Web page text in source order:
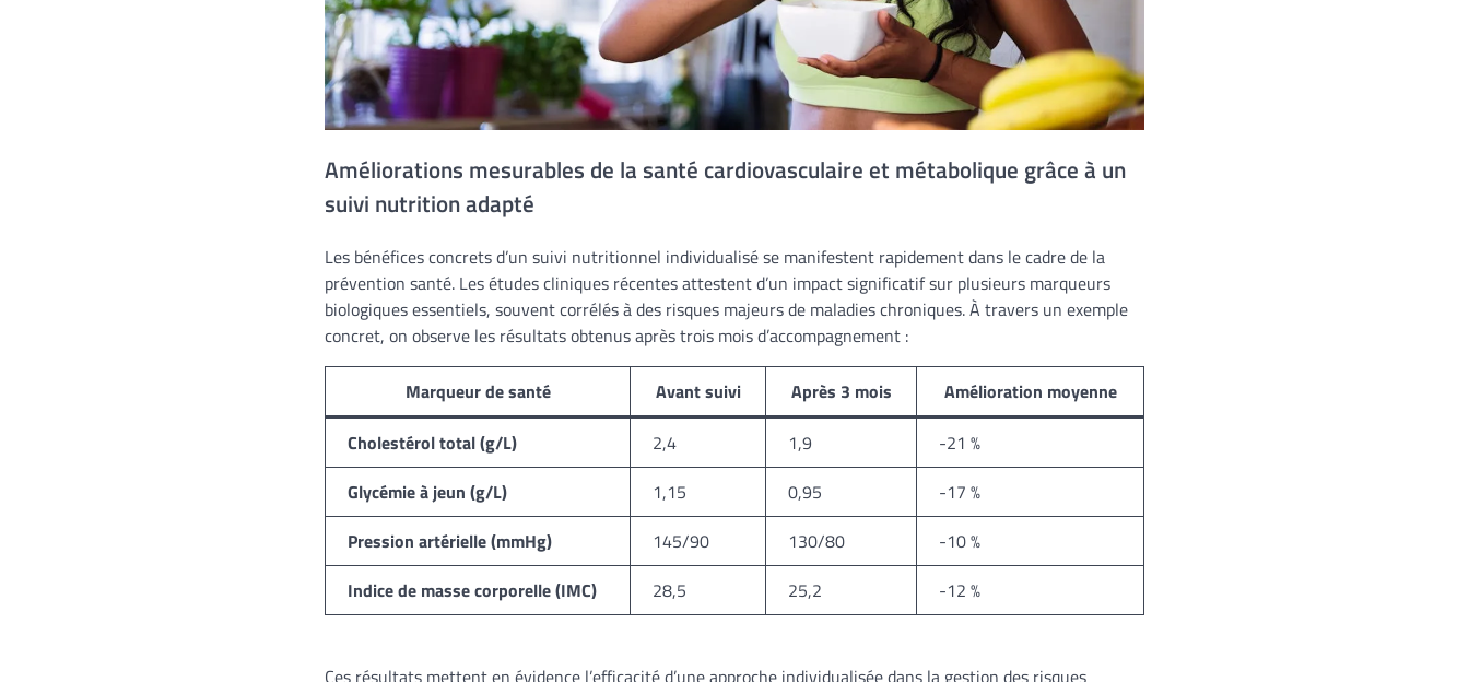
Améliorations mesurables de la santé cardiovasculaire et métabolique grâce à un
suivi nutrition adapté
Les bénéfices concrets d’un suivi nutritionnel individualisé se manifestent rapidement dans le cadre de la
prévention santé. Les études cliniques récentes attestent d’un impact significatif sur plusieurs marqueurs
biologiques essentiels, souvent corrélés à des risques majeurs de maladies chroniques. À travers un exemple
concret, on observe les résultats obtenus après trois mois d’accompagnement :
Marqueur de santé Avant suivi Après 3 mois
Amélioration moyenne
Cholestérol total (g/L)
2,4 1,9
-21 %
Glycémie à jeun (g/L)
1,15 0,95
-17 %
Pression artérielle (mmHg)
145/90 130/80
-10 %
Indice de masse corporelle (IMC)
28,5 25,2 -12 %
Ces résultats mettent en évidence l’efficacité d’une approche individualisée dans la gestion des risques